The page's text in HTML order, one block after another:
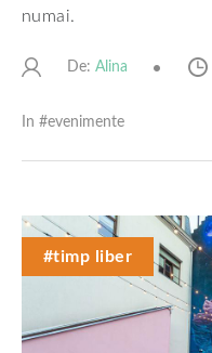
numai.
De: Alina
In #evenimente
#timp liber